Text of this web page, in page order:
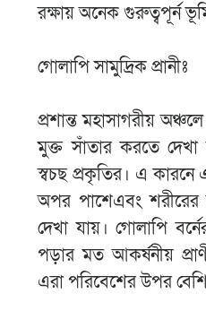
রক্ষায় অনেক গুরুত্বপূর্ন
গোলাপি সামুদ্রিক প্রানীঃ
প্রশান্ত মহাসাগরীয়
মুক্ত সাঁতার করতে
স্বচছ প্রকৃতির। এ
অপর পাশেএবং শরীরের
দেখা যায়। গোলাপি
পড়ার মত আকর্ষনীয়
এরা পরিবেশের উপর